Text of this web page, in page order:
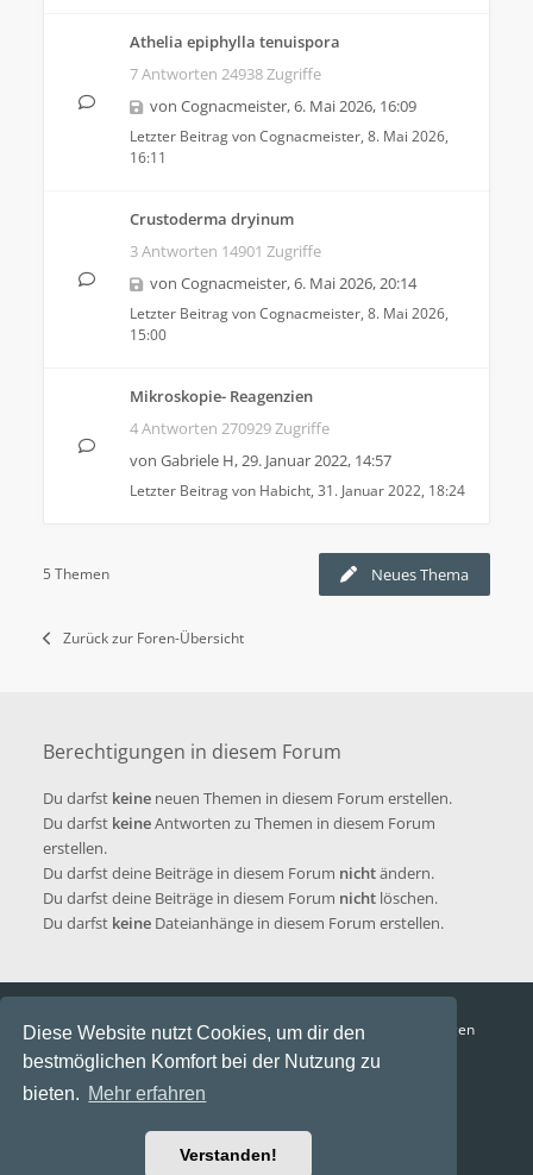
Diese Website nutzt Cookies, um dir den
bestmöglichen Komfort bei der Nutzung zu
bieten. Mehr erfahren
Verstanden!
Athelia epiphylla tenuispora
7 Antworten 24938 Zugriffe
von Cognacmeister,6. Mai 2026, 16:09
Letzter Beitrag vonCognacmeister, 8. Mai 2026,
16:11
Crustoderma dryinum
3 Antworten 14901 Zugriffe
von Cognacmeister,6. Mai 2026, 20:14
Letzter Beitrag vonCognacmeister, 8. Mai 2026,
15:00
Mikroskopie- Reagenzien
4 Antworten 270929 Zugriffe
von Gabriele H,29. Januar 2022, 14:57
Letzter Beitrag von Habicht, 31. Januar 2022, 18:24
Neues Thema
5 Themen
Zurück zur Foren-Übersicht
Berechtigungen in diesem Forum
Du darfst keine neuen Themen in diesem Forum erstellen.
Du darfst keineAntworten zu Themen in diesem Forum
erstellen.
Du darfst deine Beiträge in diesem Forum nichtändern.
Du darfst deine Beiträge in diesem Forum nicht löschen.
Du darfst keine Dateianhänge in diesem Forum erstellen.
Funga Austria FAQ Datenschutz
Nutzungsbedingungen
Alle Zeiten sind UTC+02:00
Aktuelle Zeit: 7. August 2026, 01:13
Powered byphpBB® Forum Software © phpBB Limited
Ravaio Theme by